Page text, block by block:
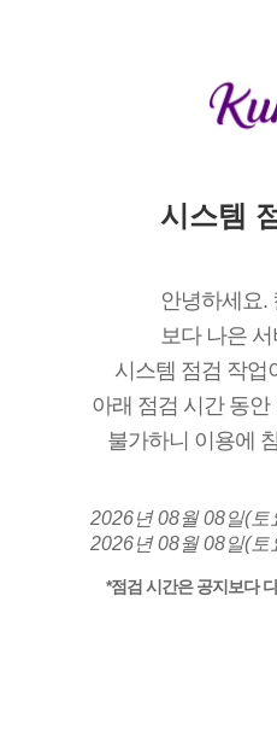
시스템
안녕하세요.
보다 나은
시스템 점검 작업
아래 점검 시간 동안
불가하니 이용에
2026년 08월 08일(토
2026년 08월 08일(토
*점검 시간은 공지보다